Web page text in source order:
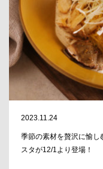
2023.11.24
季節の素材を贅沢に愉
スタが12/1より登場！